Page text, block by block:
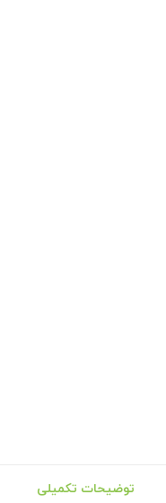
توضیحات تکمیلی